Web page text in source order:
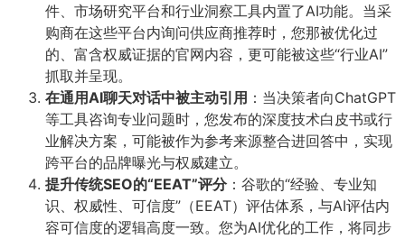
件、市场研究平台和行业洞察工具内置了AI功能。当采
购商在这些平台内询问供应商推荐时，您那被优化过
的、富含权威证据的官网内容，更可能被这些“行业AI”
抓取并呈现。
在通用AI聊天对话中被主动引用 ​：当决策者向ChatGPT
等工具咨询专业问题时，您发布的深度技术白皮书或行
业解决方案，可能被作为参考来源整合进回答中，实现
跨平台的品牌曝光与权威建立。
提升传统SEO的“EEAT”评分​：谷歌的“经验、专业知
识、权威性、可信度”（EEAT）评估体系，与AI评估内
容可信度的逻辑高度一致。您为AI优化的工作，将同步